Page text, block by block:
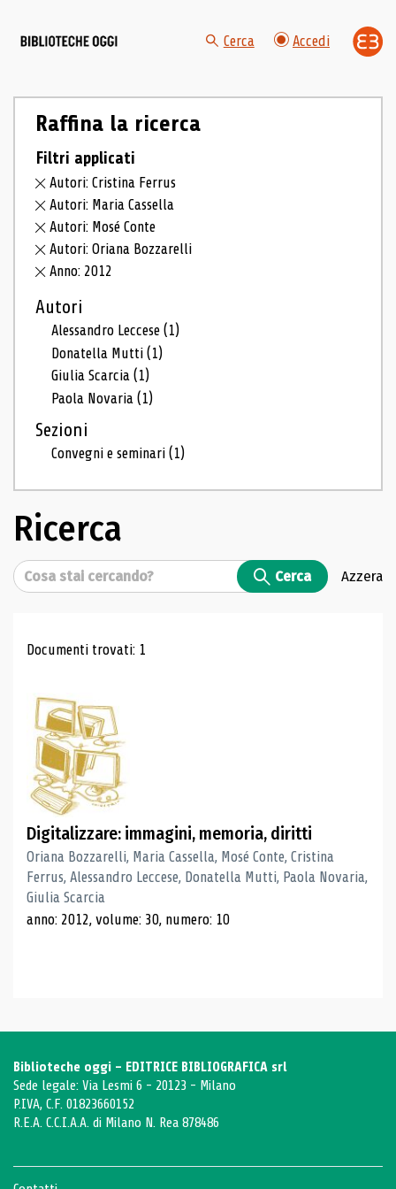
Cerca Accedi
Raffina la ricerca
Filtri applicati
Autori: Cristina Ferrus
Autori: Maria Cassella
Autori: Mosé Conte
Autori: Oriana Bozzarelli
Anno: 2012
Autori
Alessandro Leccese(1)
Donatella Mutti(1)
Giulia Scarcia(1)
Paola Novaria(1)
Sezioni
Convegni e seminari(1)
Ricerca
Cerca Cerca Azzera
Risultati di ricerca
Documenti trovati: 1
Digitalizzare: immagini, memoria, diritti
Oriana Bozzarelli, Maria Cassella, Mosé Conte, Cristina
Ferrus, Alessandro Leccese, Donatella Mutti, Paola Novaria,
Giulia Scarcia
anno: 2012, volume: 30, numero: 10
Biblioteche oggi - EDITRICE BIBLIOGRAFICA srl
Sede legale: Via Lesmi 6 - 20123 - Milano
P.IVA, C.F. 01823660152
R.E.A. C.C.I.A.A. di Milano N. Rea 878486